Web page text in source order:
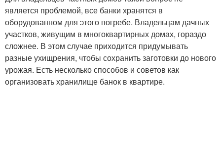
является проблемой, все банки хранятся в
оборудованном для этого погребе. Владельцам дачных
участков, живущим в многоквартирных домах, гораздо
сложнее. В этом случае приходится придумывать
разные ухищрения, чтобы сохранить заготовки до нового
урожая. Есть несколько способов и советов как
организовать хранилище банок в квартире.